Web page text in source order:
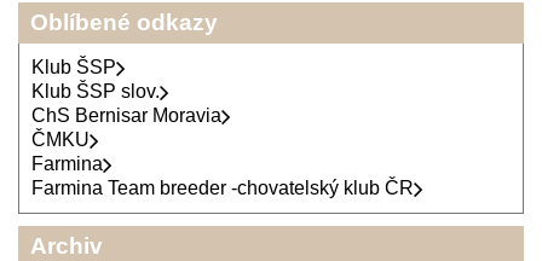
Oblíbené odkazy
Klub ŠSP
Klub ŠSP slov.
ChS Bernisar Moravia
ČMKU
Farmina
Farmina Team breeder -chovatelský klub ČR
Archiv